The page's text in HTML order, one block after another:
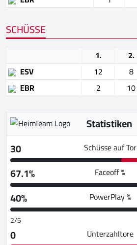
SCHÜSSE
1. 2.
ESV
12 8
EBR
2 10
Statistiken
30
Schüsse auf Tor
67.1%
Faceoff %
40%
PowerPlay %
2/5
0 Unterzahltore